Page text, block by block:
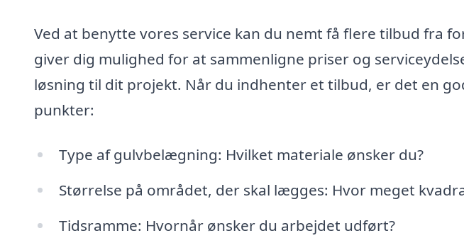
Ved at benytte vores service kan du nemt få flere tilbud fra
giver dig mulighed for at sammenligne priser og
løsning til dit projekt. Når du indhenter et tilbud, er det en
punkter:
Type af gulvbelægning: Hvilket materiale ønsker du?
Størrelse på området, der skal lægges: Hvor meget
Tidsramme: Hvornår ønsker du arbejdet udført?